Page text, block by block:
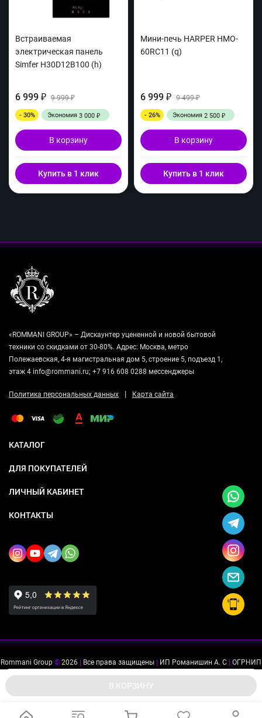
В КОРЗИНУ
Встраиваемая
электрическая панель
Simfer H30D12B100 (h)
6 999 ₽ 9 999₽
- 30% Экономия 3 000 ₽
В корзину
Купить в 1 клик
Мини-печь HARPER HMO-
60RC11 (q)
6 999 ₽ 9 499₽
- 26% Экономия 2 500 ₽
В корзину
Купить в 1 клик
«ROMMANI GROUP» – Дискаунтер уцененной и новой бытовой
техники со скидками от 30-80%. Адрес: Москва, метро
Полежаевская, 4-я магистральная дом 5, строение 5, подъезд 1,
этаж 4 info@rommani.ru; +7 916 608 0288 мессенджеры
Политика персональных данных | Карта сайта
КАТАЛОГ
ДЛЯ ПОКУПАТЕЛЕЙ
ЛИЧНЫЙ КАБИНЕТ
КОНТАКТЫ
Rommani Group © 2026 Все права защищены ИП Романишин А. С
ОГРНИП